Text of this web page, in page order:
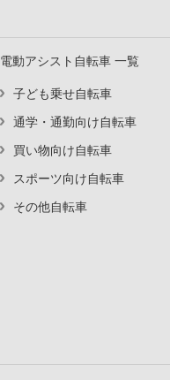
電動アシスト自転車 一覧
子ども乗せ自転車
通学・通勤向け自転車
買い物向け自転車
スポーツ向け自転車
その他自転車